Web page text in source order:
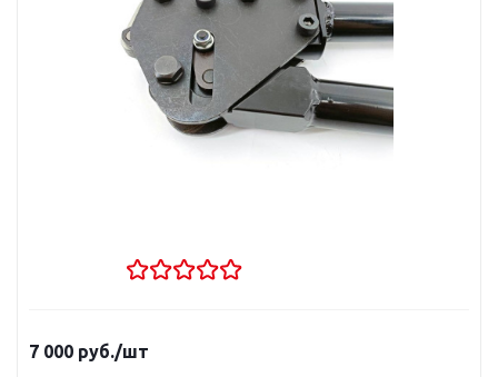
7 000 руб./шт